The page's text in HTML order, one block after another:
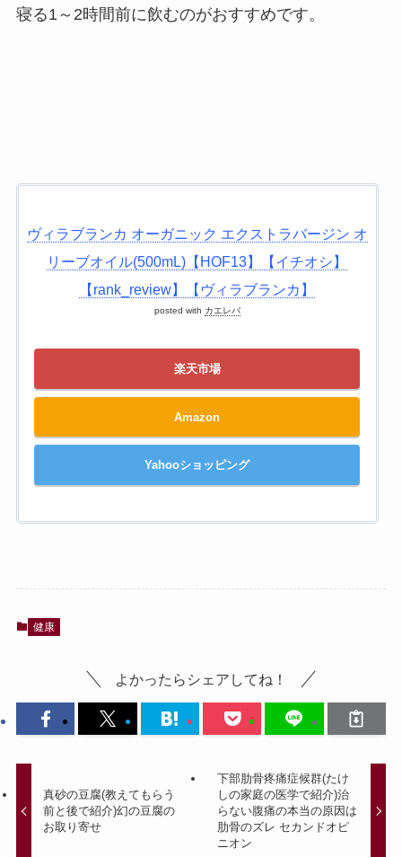
寝る1～2時間前に飲むのがおすすめです。
ヴィラブランカ オーガニック エクストラバージン オ
リーブオイル(500mL)【HOF13】【イチオシ】
【rank_review】【ヴィラブランカ】
posted with カエレバ
楽天市場
Amazon
Yahooショッピング
健康
よかったらシェアしてね！
真砂の豆腐(教えてもらう
前と後で紹介)幻の豆腐の
お取り寄せ
下部肋骨疼痛症候群(たけ
しの家庭の医学で紹介)治
らない腹痛の本当の原因は
肋骨のズレ セカンドオピ
ニオン